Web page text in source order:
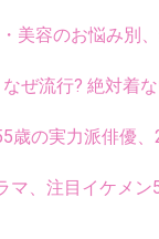
美容のお悩み別
ぜ流行? 絶対着
の実力派俳優
、注目イケメン